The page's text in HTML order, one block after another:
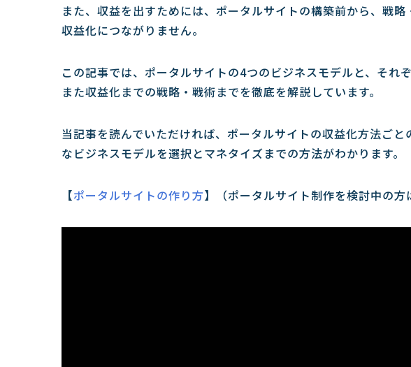
また、収益を出すためには、ポータルサイトの構築前から、戦略
収益化につながりません。
この記事では、ポータルサイトの4つのビジネスモデルと、それ
また収益化までの戦略・戦術までを徹底を解説しています。
当記事を読んでいただければ、ポータルサイトの収益化方法ご
なビジネスモデルを選択とマネタイズまでの方法がわかります。
【ポータルサイトの作り方】（ポータルサイト制作を検討中の方